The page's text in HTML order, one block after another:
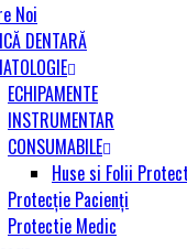
Noi
DENTARĂ
ECHIPAMENTE
INSTRUMENTAR
CONSUMABILE
Huse si Folii
Protecție Pacienți
Protectie Medic